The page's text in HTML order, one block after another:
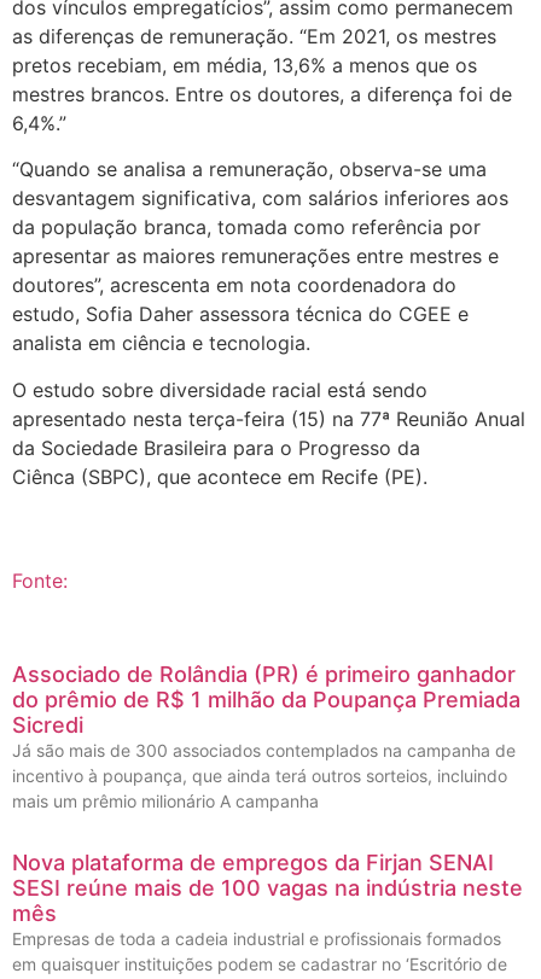
dos vínculos empregatícios”, assim como permanecem
as diferenças de remuneração. “Em 2021, os mestres
pretos recebiam, em média, 13,6% a menos que os
mestres brancos. Entre os doutores, a diferença foi de
6,4%.”
“Quando se analisa a remuneração, observa-se uma
desvantagem significativa, com salários inferiores aos
da população branca, tomada como referência por
apresentar as maiores remunerações entre mestres e
doutores”, acrescenta em nota coordenadora do
estudo, Sofia Daher assessora técnica do CGEE e
analista em ciência e tecnologia.
O estudo sobre diversidade racial está sendo
apresentado nesta terça-feira (15) na 77ª Reunião Anual
da Sociedade Brasileira para o Progresso da
Ciênca (SBPC), que acontece em Recife (PE).
Fonte:
Associado de Rolândia (PR) é primeiro ganhador
do prêmio de R$ 1 milhão da Poupança Premiada
Sicredi
Já são mais de 300 associados contemplados na campanha de
incentivo à poupança, que ainda terá outros sorteios, incluindo
mais um prêmio milionário A campanha
Nova plataforma de empregos da Firjan SENAI
SESI reúne mais de 100 vagas na indústria neste
mês
Empresas de toda a cadeia industrial e profissionais formados
em quaisquer instituições podem se cadastrar no ‘Escritório de